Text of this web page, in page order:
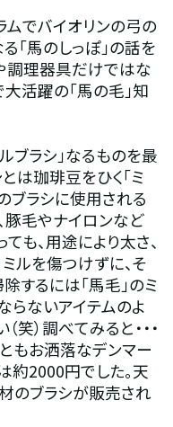
ムでバイオリンの弓の
馬のしっぽ」の話を
調理器具だけではな
活躍の「馬の毛」知
ブラシ」なるものを最
は珈琲豆をひく「ミ
ブラシに使用される
豚毛やナイロンなど
も、用途により太さ、
ルを傷つけずに、そ
するには「馬毛」のミ
らないアイテムのよ
笑）調べてみると・・・
もお洒落なデンマー
約2000円でした。天
のブラシが販売され